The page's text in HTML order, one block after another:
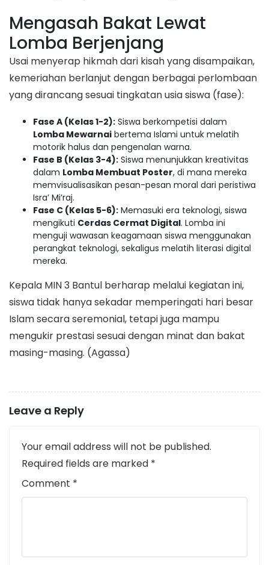
​Mengasah Bakat Lewat
Lomba Berjenjang
​Usai menyerap hikmah dari kisah yang disampaikan,
kemeriahan berlanjut dengan berbagai perlombaan
yang dirancang sesuai tingkatan usia siswa (fase):
Fase A (Kelas 1-2): Siswa berkompetisi dalam
Lomba Mewarnai bertema Islami untuk melatih
motorik halus dan pengenalan warna.
Fase B (Kelas 3-4): Siswa menunjukkan kreativitas
dalam Lomba Membuat Poster, di mana mereka
memvisualisasikan pesan-pesan moral dari peristiwa
Isra’ Mi’raj.
Fase C (Kelas 5-6): Memasuki era teknologi, siswa
mengikuti Cerdas Cermat Digital. Lomba ini
menguji wawasan keagamaan siswa menggunakan
perangkat teknologi, sekaligus melatih literasi digital
mereka.
​Kepala MIN 3 Bantul berharap melalui kegiatan ini,
siswa tidak hanya sekadar memperingati hari besar
Islam secara seremonial, tetapi juga mampu
mengukir prestasi sesuai dengan minat dan bakat
masing-masing. (Agassa)
Leave a Reply
Your email address will not be published.
Required fields are marked *
Comment *